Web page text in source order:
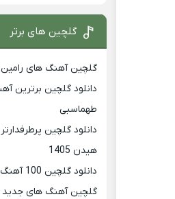
گلچین های برتر
گلچین آهنگ های
دانلود گلچین برترین
طهماسبی
دانلود گلچین
هیدن 1405
دانلود گلچین 100 آهنگ برتر دهه 90
گلچین آهنگ های جدید